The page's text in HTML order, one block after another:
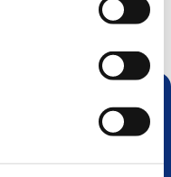
interessieren